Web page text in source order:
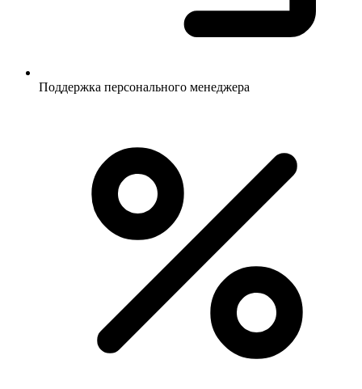
Поддержка персонального менеджера